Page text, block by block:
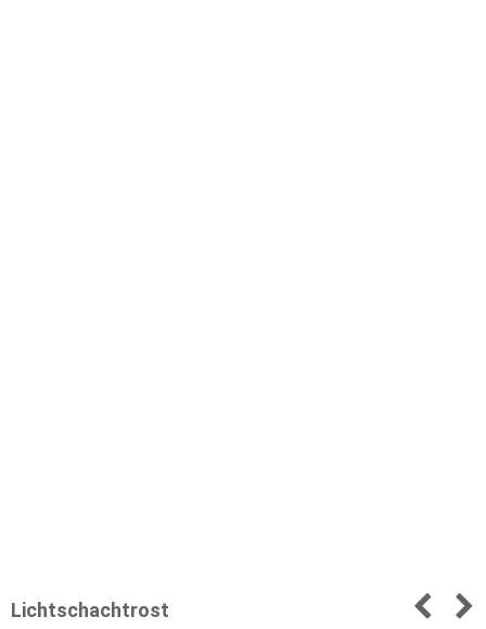
Lichtschachtrost